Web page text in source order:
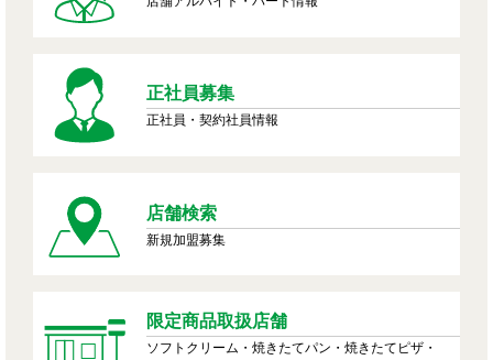
正社員募集
正社員・契約社員情報
店舗検索
新規加盟募集
限定商品取扱店舗
ソフトクリーム・焼きたてパン・焼きたてピザ・